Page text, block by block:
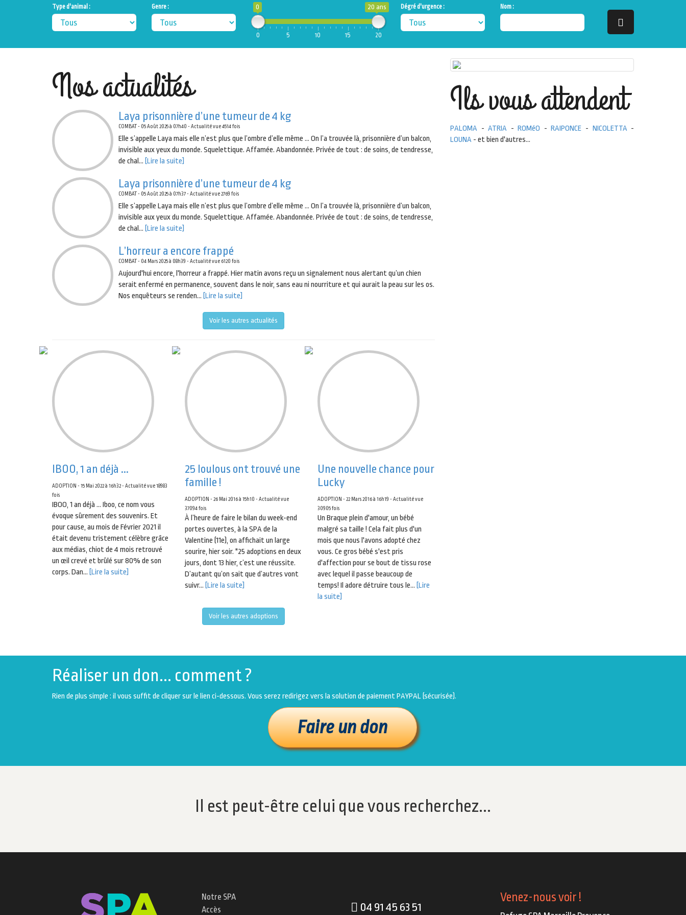
Type d'animal : Genre : 0 20 ans
0 5 10 15 20
Dégré d'urgence : Nom :
Nos actualités
Laya prisonnière d’une tumeur de 4 kg
COMBAT - 05 Août 2025 à 07h40 - Actualité vue 4514 fois
Elle s’appelle Laya mais elle n’est plus que l’ombre d’elle même … On l’a trouvée là, prisonnière d’un balcon,
invisible aux yeux du monde. Squelettique. Affamée. Abandonnée. Privée de tout : de soins, de tendresse,
de chal... [Lire la suite]
Laya prisonnière d’une tumeur de 4 kg
COMBAT - 05 Août 2025 à 07h37 - Actualité vue 2769 fois
Elle s’appelle Laya mais elle n’est plus que l’ombre d’elle même … On l’a trouvée là, prisonnière d’un balcon,
invisible aux yeux du monde. Squelettique. Affamée. Abandonnée. Privée de tout : de soins, de tendresse,
de chal... [Lire la suite]
L’horreur a encore frappé
COMBAT - 04 Mars 2025 à 08h39 - Actualité vue 6120 fois
Aujourd'hui encore, l'horreur a frappé. Hier matin avons reçu un signalement nous alertant qu’un chien
serait enfermé en permanence, souvent dans le noir, sans eau ni nourriture et qui aurait la peau sur les os.
Nos enquêteurs se renden... [Lire la suite]
Voir les autres actualités
IBOO, 1 an déjà ...
ADOPTION - 15 Mai 2022 à 16h32 - Actualité vue 18983
fois
IBOO, 1 an déjà … Iboo, ce nom vous
évoque sûrement des souvenirs. Et
pour cause, au mois de Février 2021 il
était devenu tristement célèbre grâce
aux médias, chiot de 4 mois retrouvé
un œil crevé et brûlé sur 80% de son
corps. Dan... [Lire la suite]
25 loulous ont trouvé une
famille !
ADOPTION - 26 Mai 2016 à 15h10 - Actualité vue
37094 fois
À l’heure de faire le bilan du week-end
portes ouvertes, à la SPA de la
Valentine (11e), on affichait un large
sourire, hier soir. "25 adoptions en deux
jours, dont 13 hier, c’est une réussite.
D’autant qu’on sait que d’autres vont
suivr... [Lire la suite]
Une nouvelle chance pour
Lucky
ADOPTION - 22 Mars 2016 à 16h19 - Actualité vue
30905 fois
Un Braque plein d'amour, un bébé
malgré sa taille ! Cela fait plus d'un
mois que nous l'avons adopté chez
vous. Ce gros bébé s'est pris
d'affection pour se bout de tissu rose
avec lequel il passe beaucoup de
temps! Il adore détruire tous le... [Lire
la suite]
Voir les autres adoptions
Ils vous attendent
PALOMA -ATRIA -ROMéO -RAIPONCE - NICOLETTA-
LOUNA - et bien d'autres...
Réaliser un don... comment ?
Rien de plus simple : il vous suffit de cliquer sur le lien ci-dessous. Vous serez redirigez vers la solution de paiement PAYPAL (sécurisée).
Il est peut-être celui que vous recherchez...
Notre SPA
Accès
04 91 45 63 51
Venez-nous voir !